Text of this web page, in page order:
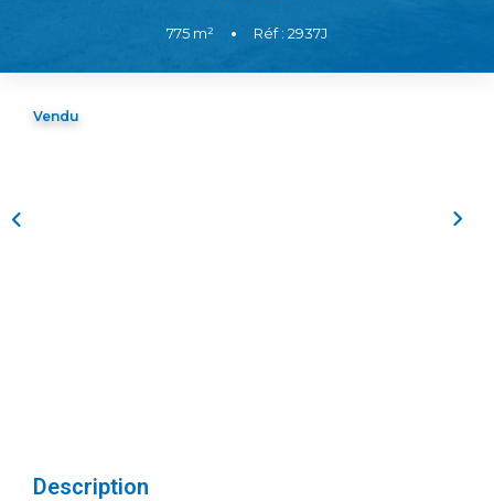
CONTACT
775 m² • Réf : 2937J
Vendu
Description